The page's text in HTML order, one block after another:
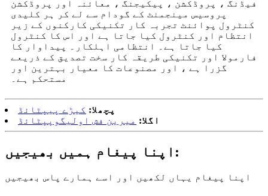
فیڈنگ ، پروڈکشن ، پیکیجنگ ، معائنہ اور پروڈکشن
پروسیس مینجمنٹ کے گودام سے لے کر ہر کلیدی
کنٹرول پوائنٹ تجربہ کار تکنیکی کارکنوں کے زیر
انتظام اور کنٹرول کیا جاتا ہے اور اس کا کنٹرول
کیا جاتا ہے۔ انتظامی اہلکار۔ پیداوار کا
فارمولا اور تکنیکی طریقہ کار سخت تصدیق کے ذریعے
گزرا ہے ، اور مصنوعات کا معیار بہترین اور
مستحکم ہے۔
پچھلا: کیڑے پیپٹائڈ
اگلا: میرین فش اولیگوپپٹائڈ
اپنا پیغام ہمیں بھیجیں:
اپنا پیغام یہاں لکھیں اور اسے ہمارے پاس بھیجیں